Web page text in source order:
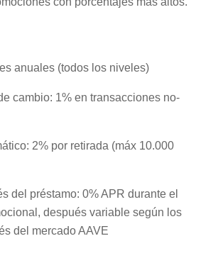
anuales (todos los niveles)
cambio: 1% en transacciones no-
2% por retirada (máx 10.000
del préstamo: 0% APR durante el
después variable según los
del mercado AAVE